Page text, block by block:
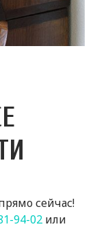
сейчас!
94-02 или